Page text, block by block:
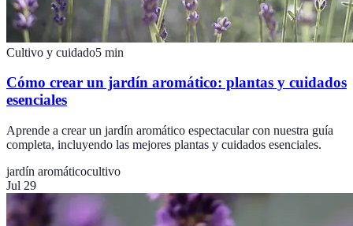
Cultivo y cuidado5 min
Cómo crear un jardín aromático: plantas y cuidados
esenciales
Aprende a crear un jardín aromático espectacular con nuestra guía
completa, incluyendo las mejores plantas y cuidados esenciales.
jardín aromáticocultivo
Jul 29